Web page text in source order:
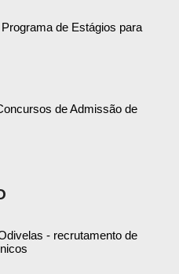
de Estágios para
de Admissão de
- recrutamento de